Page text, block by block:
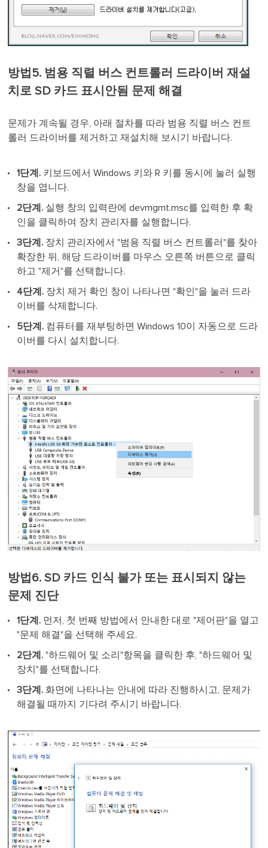
방법5. 범용 직렬 버스 컨트롤러 드라이버 재설
치로 SD 카드 표시안됨 문제 해결
문제가 계속될 경우, 아래 절차를 따라 범용 직렬 버스 컨트
롤러 드라이버를 제거하고 재설치해 보시기 바랍니다.
1단계. 키보드에서 Windows 키와 R 키를 동시에 눌러 실행
창을 엽니다.
2단계. 실행 창의 입력란에 devmgmt.msc를 입력한 후 확
인을 클릭하여 장치 관리자를 실행합니다.
3단계. 장치 관리자에서 "범용 직렬 버스 컨트롤러"를 찾아
확장한 뒤, 해당 드라이버를 마우스 오른쪽 버튼으로 클릭
하고 "제거"를 선택합니다.
4단계. 장치 제거 확인 창이 나타나면 "확인"을 눌러 드라
이버를 삭제합니다.
5단계. 컴퓨터를 재부팅하면 Windows 10이 자동으로 드라
이버를 다시 설치합니다.
방법6. SD 카드 인식 불가 또는 표시되지 않는
문제 진단
1단계. 먼저, 첫 번째 방법에서 안내한 대로 "제어판"을 열고
"문제 해결"을 선택해 주세요.
2단계. "하드웨어 및 소리"항목을 클릭한 후, "하드웨어 및
장치"를 선택합니다.
3단계. 화면에 나타나는 안내에 따라 진행하시고, 문제가
해결될 때까지 기다려 주시기 바랍니다.